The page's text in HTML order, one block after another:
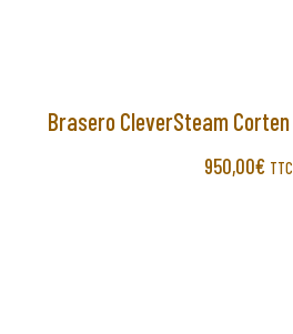
Brasero CleverSteam
950,00€ TTC